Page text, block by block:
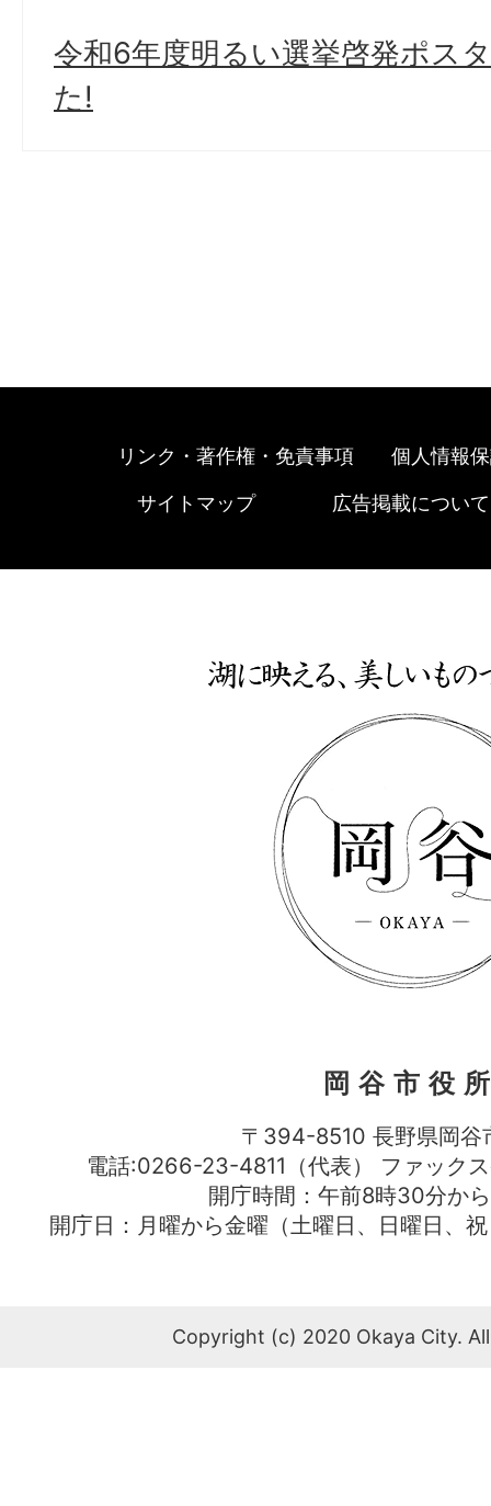
令和6年度明るい選挙啓発ポス
た!
リンク・著作権・免責事項 個人情報
サイトマップ 広告掲載について
岡谷市役
〒394-8510 長野県岡谷
電話:0266-23-4811（代表） ファッ
開庁時間：午前8時30分か
開庁日：月曜から金曜（土曜日、日曜日、
Copyright (c) 2020 Okaya City.